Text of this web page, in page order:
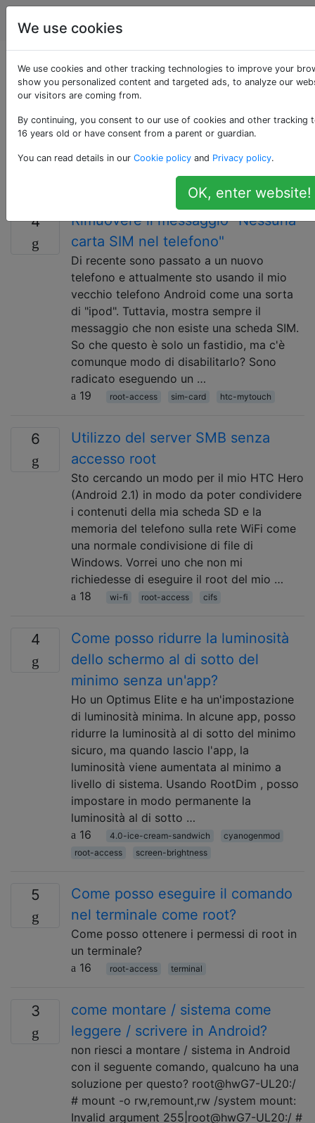
Android
Domande taggate
«root-access»
Per domande che richiedono specificamente i
permessi di root. Se il problema riguarda il rooting del
dispositivo, utilizzare invece il tag "rooting"; per
annullare il root, usa il tag 'unrooting'.
4
Rimuovere il messaggio "Nessuna
carta SIM nel telefono"
Di recente sono passato a un nuovo
telefono e attualmente sto usando il mio
vecchio telefono Android come una sorta
di "ipod". Tuttavia, mostra sempre il
messaggio che non esiste una scheda SIM.
So che questo è solo un fastidio, ma c'è
comunque modo di disabilitarlo? Sono
radicato eseguendo un …
19
root-access sim-card htc-mytouch
6
Utilizzo del server SMB senza
accesso root
Sto cercando un modo per il mio HTC Hero
(Android 2.1) in modo da poter condividere
i contenuti della mia scheda SD e la
memoria del telefono sulla rete WiFi come
una normale condivisione di file di
Windows. Vorrei uno che non mi
richiedesse di eseguire il root del mio …
18
wi-fi root-access cifs
4
Come posso ridurre la luminosità
dello schermo al di sotto del
minimo senza un'app?
Ho un Optimus Elite e ha un'impostazione
di luminosità minima. In alcune app, posso
ridurre la luminosità al di sotto del minimo
sicuro, ma quando lascio l'app, la
luminosità viene aumentata al minimo a
livello di sistema. Usando RootDim , posso
impostare in modo permanente la
luminosità al di sotto …
16
4.0-ice-cream-sandwich
cyanogenmod
root-access
screen-brightness
5
Come posso eseguire il comando
nel terminale come root?
Come posso ottenere i permessi di root in
un terminale?
16
root-access terminal
3
come montare / sistema come
leggere / scrivere in Android?
non riesci a montare / sistema in Android
con il seguente comando, qualcuno ha una
soluzione per questo? root@hwG7-UL20:/
# mount -o rw,remount,rw /system mount:
Invalid argument 255|root@hwG7-UL20:/ #
We use cookies
We use cookies and other tracking technologies to improve your
show you personalized content and targeted ads, to analyze our
our visitors are coming from.
By continuing, you consent to our use of cookies and other tracking
16 years old or have consent from a parent or guardian.
You can read details in our Cookie policy and Privacy policy.
OK, enter website!